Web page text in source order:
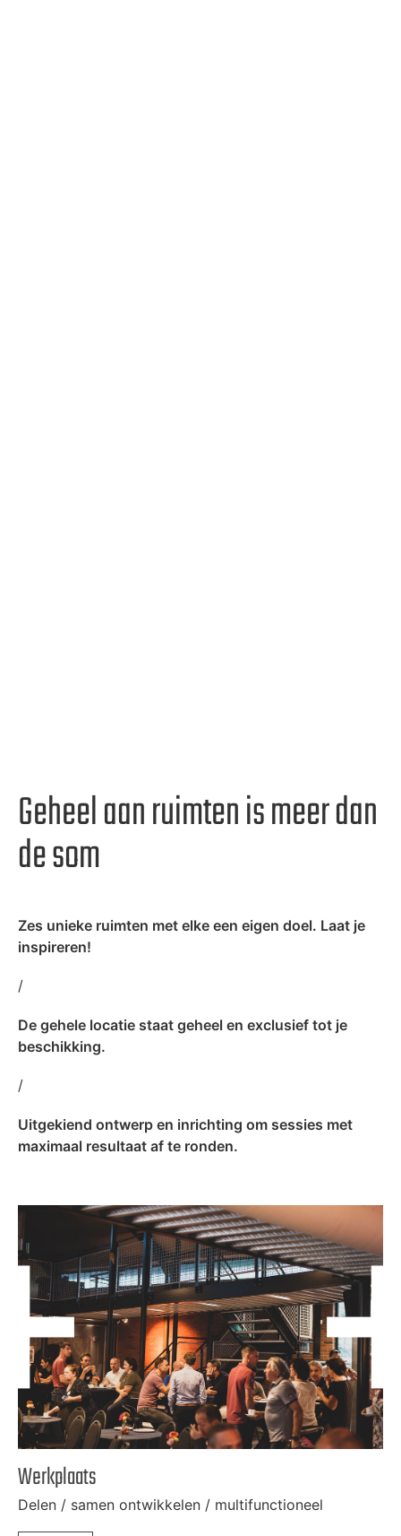
Geheel aan ruimten is meer dan
de som
Zes unieke ruimten met elke een eigen doel. Laat je
inspireren!
/
De gehele locatie staat geheel en exclusief tot je
beschikking.
/
Uitgekiend ontwerp en inrichting om sessies met
maximaal resultaat af te ronden.
Werkplaats
Delen / samen ontwikkelen / multifunctioneel